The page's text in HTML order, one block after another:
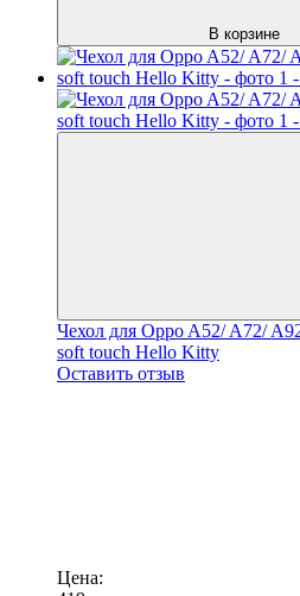
В корзине
Чехол для Oppo A52/ A72/
soft touch Hello Kitty
Оставить отзыв
Цена: